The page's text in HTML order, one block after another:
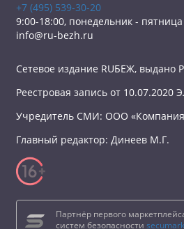
+7 (495) 539-30-20
9:00-18:00, понедельник - пятница
info@ru-bezh.ru
Сетевое издание RUБЕЖ, выдано
Реестровая запись от
Учредитель СМИ: ООО
Главный редактор: Динеев М.Г.
Партнёр первого
систем безопасности